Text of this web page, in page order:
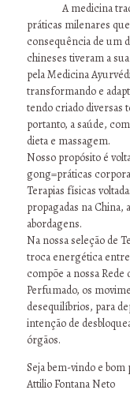
A medicina
práticas milenares
consequência de um
chineses tiveram a
pela Medicina
transformando e
tendo criado diversas
portanto, a saúde,
dieta e massagem.
Nosso propósito é
gong=práticas
Terapias físicas
propagadas na China,
abordagens.
Na nossa seleção de
troca energética
compõe a nossa
Perfumado, os
desequilíbrios, para
intenção de
órgãos.
Seja bem-vindo e bom
Attilio Fontana Neto